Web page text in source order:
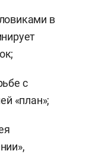
в
с
«план»;